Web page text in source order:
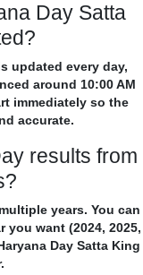
Day Satta
updated every day,
around 10:00 AM
immediately so the
accurate.
results from
years. You can
want (2024, 2025,
Day Satta King